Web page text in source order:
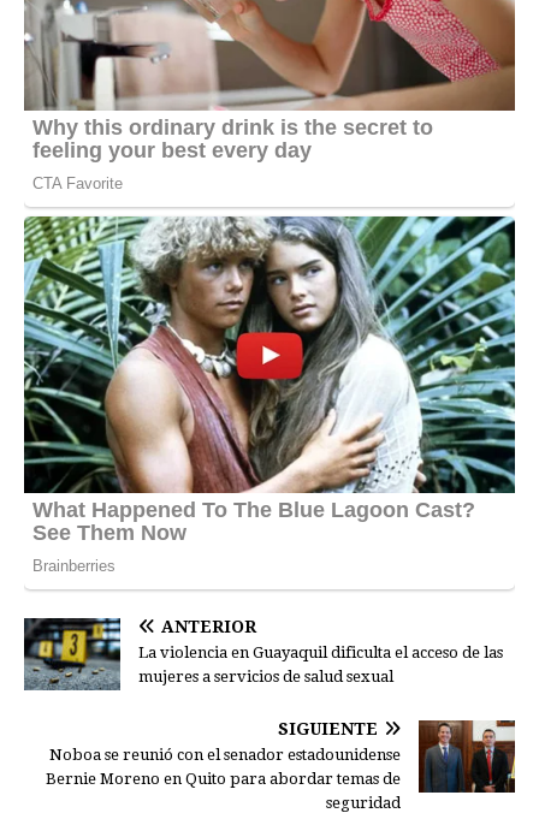
ANTERIOR
La violencia en Guayaquil dificulta el acceso de las
mujeres a servicios de salud sexual
SIGUIENTE
Noboa se reunió con el senador estadounidense
Bernie Moreno en Quito para abordar temas de
seguridad